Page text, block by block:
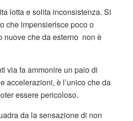
lotta e solita inconsistenza. Si
che impensierisce poco o
nuove che da esterno non è
via fa ammonire un paio di
accelerazioni, è l’unico che da
essere pericoloso.
da la sensazione di non